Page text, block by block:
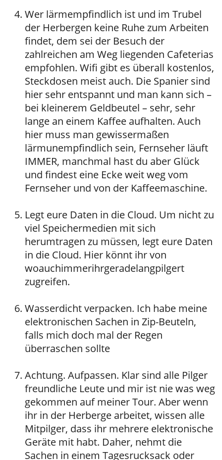
Wer lärmempfindlich ist und im Trubel
der Herbergen keine Ruhe zum Arbeiten
findet, dem sei der Besuch der
zahlreichen am Weg liegenden Cafeterias
empfohlen. Wifi gibt es überall kostenlos,
Steckdosen meist auch. Die Spanier sind
hier sehr entspannt und man kann sich –
bei kleinerem Geldbeutel – sehr, sehr
lange an einem Kaffee aufhalten. Auch
hier muss man gewissermaßen
lärmunempfindlich sein, Fernseher läuft
IMMER, manchmal hast du aber Glück
und findest eine Ecke weit weg vom
Fernseher und von der Kaffeemaschine.
Legt eure Daten in die Cloud. Um nicht zu
viel Speichermedien mit sich
herumtragen zu müssen, legt eure Daten
in die Cloud. Hier könnt ihr von
woauchimmerihrgeradelangpilgert
zugreifen.
Wasserdicht verpacken. Ich habe meine
elektronischen Sachen in Zip-Beuteln,
falls mich doch mal der Regen
überraschen sollte
Achtung. Aufpassen. Klar sind alle Pilger
freundliche Leute und mir ist nie was weg
gekommen auf meiner Tour. Aber wenn
ihr in der Herberge arbeitet, wissen alle
Mitpilger, dass ihr mehrere elektronische
Geräte mit habt. Daher, nehmt die
Sachen in einem Tagesrucksack oder